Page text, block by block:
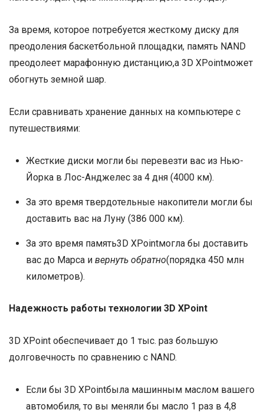
За время, которое потребуется жесткому диску для
преодоления баскетбольной площадки, память NAND
преодолеет марафонную дистанцию,а 3D XPointможет
обогнуть земной шар.
Если сравнивать хранение данных на компьютере с
путешествиями:
Жесткие диски могли бы перевезти вас из Нью-
Йорка в Лос-Анджелес за 4 дня (4000 км).
За это время твердотельные накопители могли бы
доставить вас на Луну (386 000 км).
За это время память3D XPointмогла бы доставить
вас до Марса и вернуть обратно(порядка 450 млн
километров).
Надежность работы технологии 3D XPoint
3D XPoint обеспечивает до 1 тыс. раз большую
долговечность по сравнению с NAND.
Если бы 3D XPointбыла машинным маслом вашего
автомобиля, то вы меняли бы масло 1 раз в 4,8